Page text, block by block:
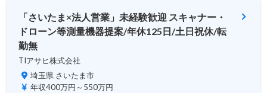
「さいたま×法人営業」未経験歓迎 スキャナー・
ドローン等測量機器提案/年休125日/土日祝休/転
勤無
TIアサヒ株式会社
埼玉県 さいたま市
年収400万円～550万円